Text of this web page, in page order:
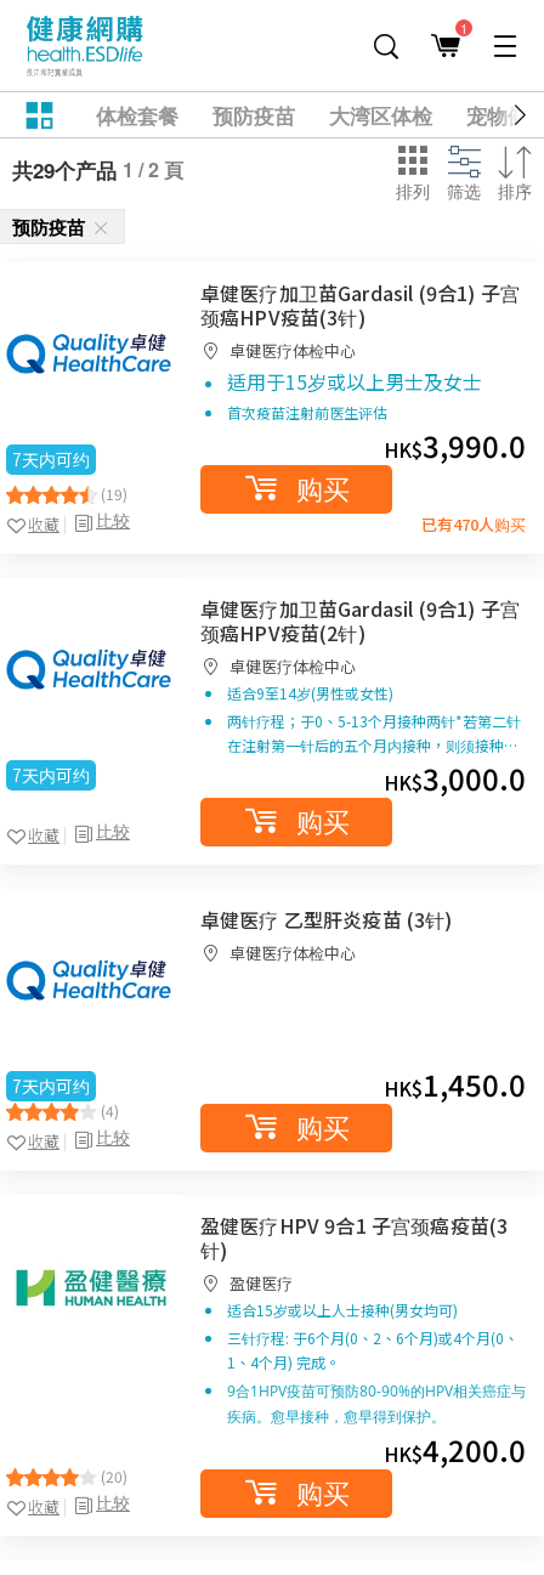
1
体检套餐 预防疫苗 大湾区体检
宠物健
共29个产品 1 / 2 頁
排列 筛选 排序
预防疫苗
7天内可约
(19)
比较
收藏
卓健医疗加卫苗Gardasil (9合1) 子宫
颈癌HPV疫苗(3针)
卓健医疗体检中心
适用于15岁或以上男士及女士
首次疫苗注射前医生评估
HK$3,990.0
购买
已有470人购买
7天内可约
比较
收藏
卓健医疗加卫苗Gardasil (9合1) 子宫
颈癌HPV疫苗(2针)
卓健医疗体检中心
适合9至14岁(男性或女性)
两针疗程；于0、5-13个月接种两针*若第二针
在注射第一针后的五个月内接种，则须接种…
HK$3,000.0
购买
7天内可约
(4)
比较
收藏
卓健医疗 乙型肝炎疫苗 (3针)
卓健医疗体检中心
HK$1,450.0
购买
(20)
比较
收藏
盈健医疗HPV 9合1 子宫颈癌疫苗(3
针)
盈健医疗
适合15岁或以上人士接种(男女均可)
三针疗程: 于6个月(0、2、6个月)或4个月(0、
1、4个月) 完成。
9合1HPV疫苗可预防80-90%的HPV相关癌症与
疾病。愈早接种，愈早得到保护。
HK$4,200.0
购买